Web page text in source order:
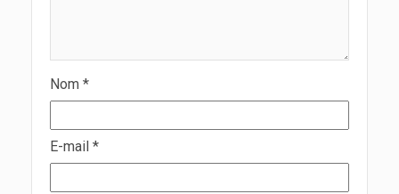
Nom *
E-mail *